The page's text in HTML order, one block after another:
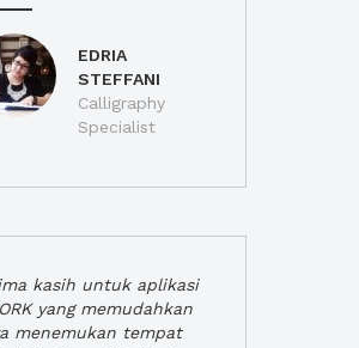
EDRIA
STEFFANI
Calligraphy
Specialist
kasih untuk aplikasi
yang memudahkan
menemukan tempat